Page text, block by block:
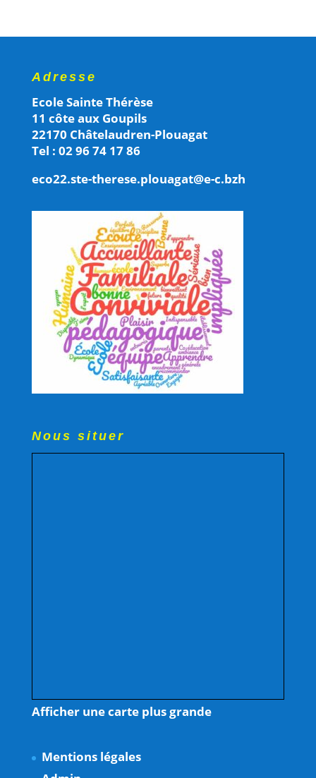
Adresse
Ecole Sainte Thérèse
11 côte aux Goupils
22170 Châtelaudren-Plouagat
Tel : 02 96 74 17 86
eco22.ste-therese.plouagat@e-c.bzh
Nous situer
Afficher une carte plus grande
Mentions légales